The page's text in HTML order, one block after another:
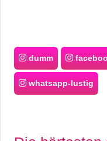
dumm
whatsapp-lustig